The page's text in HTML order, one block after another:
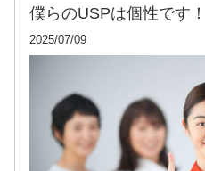
僕らのUSPは個性です！
2025/07/09